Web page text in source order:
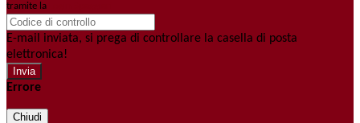
tramite la
E-mail inviata, si prega di controllare la casella di posta
elettronica!
Errore
Chiudi